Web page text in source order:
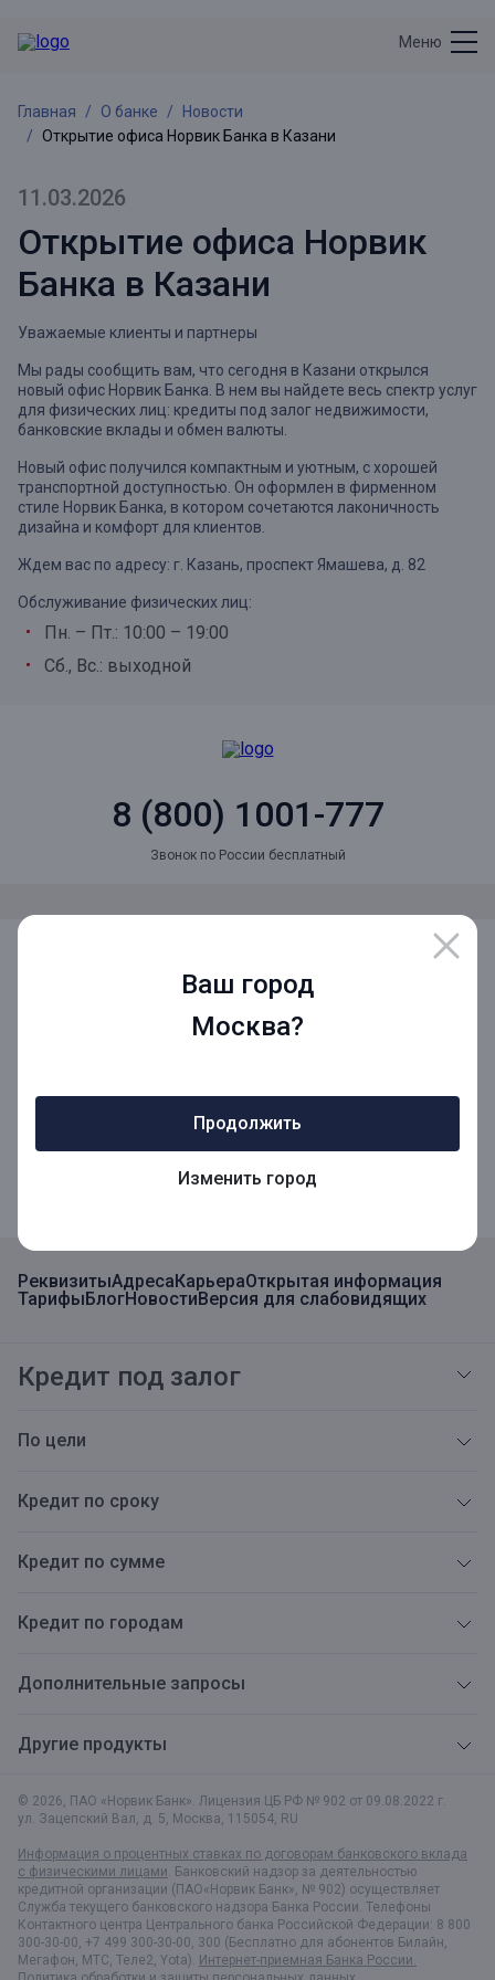
Ваш город
Москва?
Продолжить
Изменить город
Меню
Главная О банке
Новости
Открытие офиса Норвик Банка в Казани
11.03.2026
Открытие офиса Норвик
Банка в Казани
Уважаемые клиенты и партнеры
Мы рады сообщить вам, что сегодня в Казани открылся
новый офис Норвик Банка. В нем вы найдете весь спектр услуг
для физических лиц: кредиты под залог недвижимости,
банковские вклады и обмен валюты.
Новый офис получился компактным и уютным, с хорошей
транспортной доступностью. Он оформлен в фирменном
стиле Норвик Банка, в котором сочетаются лаконичность
дизайна и комфорт для клиентов.
Ждем вас по адресу: г. Казань, проспект Ямашева, д. 82
Обслуживание физических лиц:
Пн. – Пт.: 10:00 – 19:00
Сб., Вс.: выходной
8 (800) 1001-777
Звонок по России бесплатный
© 2026, ПАО «Норвик Банк». Лицензия ЦБ РФ № 902 от 09.08.2022 г.
ул. Зацепский Вал, д. 5, Москва, 115054, RU
Информация о процентных ставках по договорам банковского вклада
с физическими лицами. Банковский надзор за деятельностью
кредитной организации (ПАО«Норвик Банк», № 902) осуществляет
Служба текущего банковского надзора Банка России. Телефоны
Контактного центра Центрального банка Российской Федерации: 8 800
300-30-00, +7 499 300-30-00, 300 (Бесплатно для абонентов Билайн,
Мегафон, МТС, Теле2, Yota). Интернет-приемная Банка России.
РеквизитыАдресаКарьераОткрытая информация
ТарифыБлогНовостиВерсия для слабовидящих
Кредит под залог
По цели
Кредит по сроку
Кредит по сумме
Кредит по городам
Дополнительные запросы
Другие продукты
Мобильное приложение для Бизнеса